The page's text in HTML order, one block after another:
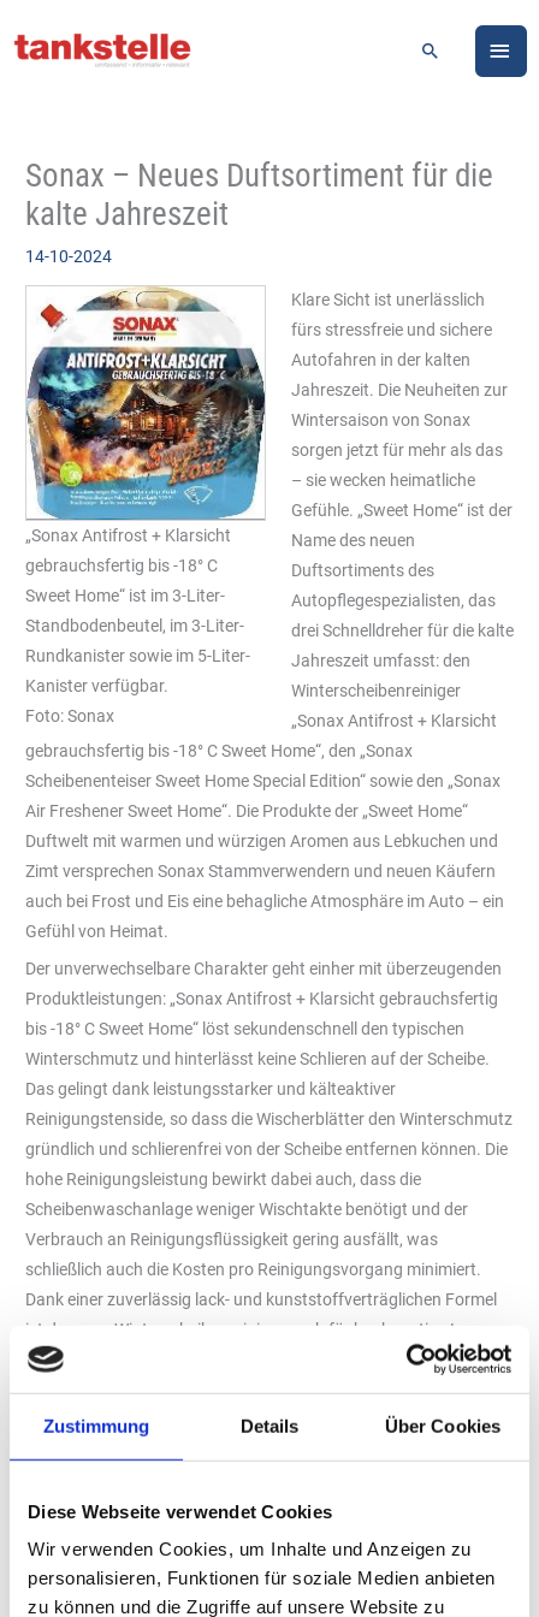
Zustimmung Details Über Cookies
Diese Webseite verwendet Cookies
Wir verwenden Cookies, um Inhalte und Anzeigen zu
personalisieren, Funktionen für soziale Medien anbieten
zu können und die Zugriffe auf unsere Website zu
Inhalt
Suchen
Sonax – Neues Duftsortiment für die
kalte Jahreszeit
14-10-2024
„Sonax Antifrost + Klarsicht
gebrauchsfertig bis -18° C
Sweet Home“ ist im 3-Liter-
Standbodenbeutel, im 3-Liter-
Rundkanister sowie im 5-Liter-
Kanister verfügbar.
Foto: Sonax
Klare Sicht ist unerlässlich
fürs stressfreie und sichere
Autofahren in der kalten
Jahreszeit. Die Neuheiten zur
Wintersaison von Sonax
sorgen jetzt für mehr als das
– sie wecken heimatliche
Gefühle. „Sweet Home“ ist der
Name des neuen
Duftsortiments des
Autopflegespezialisten, das
drei Schnelldreher für die kalte
Jahreszeit umfasst: den
Winterscheibenreiniger
„Sonax Antifrost + Klarsicht
gebrauchsfertig bis -18° C Sweet Home“, den „Sonax
Scheibenenteiser Sweet Home Special Edition“ sowie den „Sonax
Air Freshener Sweet Home“. Die Produkte der „Sweet Home“
Duftwelt mit warmen und würzigen Aromen aus Lebkuchen und
Zimt versprechen Sonax Stammverwendern und neuen Käufern
auch bei Frost und Eis eine behagliche Atmosphäre im Auto – ein
Gefühl von Heimat.
Der unverwechselbare Charakter geht einher mit überzeugenden
Produktleistungen: „Sonax Antifrost + Klarsicht gebrauchsfertig
bis -18° C Sweet Home“ löst sekundenschnell den typischen
Winterschmutz und hinterlässt keine Schlieren auf der Scheibe.
Das gelingt dank leistungsstarker und kälteaktiver
Reinigungstenside, so dass die Wischerblätter den Winterschmutz
gründlich und schlierenfrei von der Scheibe entfernen können. Die
hohe Reinigungsleistung bewirkt dabei auch, dass die
Scheibenwaschanlage weniger Wischtakte benötigt und der
Verbrauch an Reinigungsflüssigkeit gering ausfällt, was
schließlich auch die Kosten pro Reinigungsvorgang minimiert.
Dank einer zuverlässig lack- und kunststoffverträglichen Formel
ist der neue Winterscheibenreiniger auch für hochwertige Laser-,
Matrix-LED- sowie XENON-Scheinwerfer bestens geeignet. Die
Rezeptur ist zudem für den Einsatz mit neuen
Wischertechnologien und Fächerdüsen erprobt.
Hochkonzentrierte Formel für die zuverlässige Scheibenenteisung
Sprühkopf lässt sich der „Sonax Scheibenenteiser Sweet Home
Special Edition“ sehr gleichmäßig und lückenlos auf die vereisten
Flächen verteilen. Das hochkonzentrierte Spray taut die
Eisschicht sofort auf – auch an Stellen, die in mechanischer